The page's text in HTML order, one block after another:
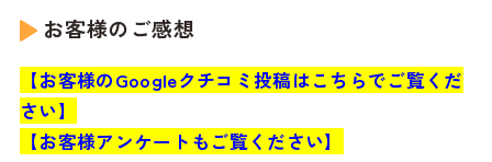
お客様のご感想
【お客様のGoogleクチコミ投稿はこちらでご覧くだ
さい】
【お客様アンケートもご覧ください】